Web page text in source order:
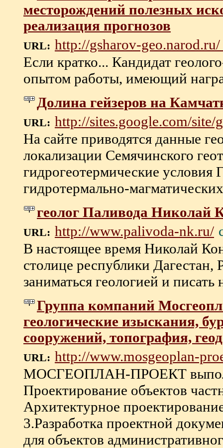
месторождений полезных
реализация прогнозов
URL: http://gsharov-geo.narod.ru/
Если кратко... Кандидат
опытом работы, имеющий
Долина гейзеров на
URL: http://sites.google.com/site/
На сайте приводятся данные
локализации Семячинского
гидрогеотермические
гидротермально-
геолог Паливода Николай
URL: http://www.palivoda-nk.ru/
В настоящее время Николай
столице республики
заниматься геологией и писать
Группа компаний
геологические изыскания,
сооружений, топография,
URL: http://www.mosgeoplan-
МОСГЕОПЛАН-ПРОЕКТ
Проектирование объектов
Архитектурное
3.Разработка проектной
для объектов